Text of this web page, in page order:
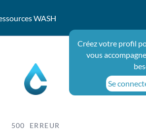
WASH
Créez votre profil
vous
Se
500 ERREUR